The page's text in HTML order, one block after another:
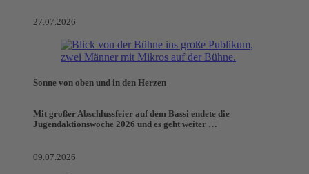
27.07.2026
Sonne von oben und in den Herzen
Mit großer Abschlussfeier auf dem Bassi endete die
Jugendaktionswoche 2026 und es geht weiter …
09.07.2026